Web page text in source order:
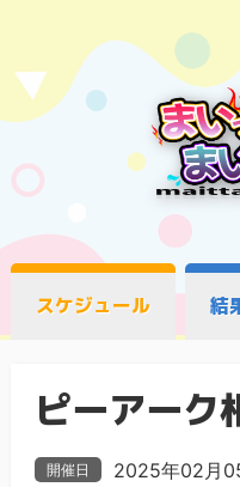
スケジュール 結
ピーアーク
開催日 2025年02月